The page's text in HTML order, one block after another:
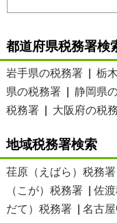
都道府県税務署検
岩手県の税務署| 栃
県の税務署| 静岡県
税務署| 大阪府の税
地域税務署検索
荏原（えばら）税務署
（こが）税務署| 佐
だて）税務署| 名古